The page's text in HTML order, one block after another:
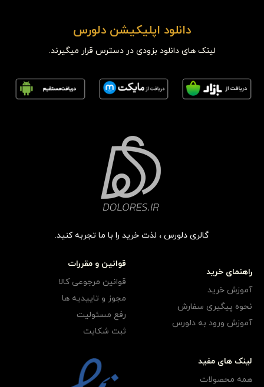
دانلود اپلیکیشن دلورس
لینک های دانلود بزودی در دسترس قرار میگیرند.
گالری دلورس ، لذت خرید را با ما تجربه کنید.
راهنمای خرید
آموزش خرید
نحوه پیگیری سفارش
آموزش ورود به دلورس
قوانین و مقررات
قوانین مرجوعی کالا
مجوز و تاییدیه ها
رفع مسئولیت
ثبت شکایت
لینک های مفید
همه محصولات